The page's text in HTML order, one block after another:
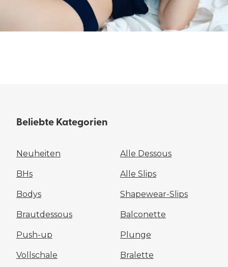
Beliebte Kategorien
Neuheiten Alle Dessous
BHs Alle Slips
Bodys Shapewear-Slips
Brautdessous Balconette
Push-up Plunge
Vollschale Bralette